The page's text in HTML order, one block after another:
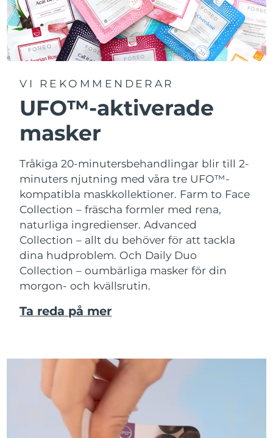
VI REKOMMENDERAR
UFO™-aktiverade
masker
Tråkiga 20-minutersbehandlingar blir till 2-
minuters njutning med våra tre UFO™-
kompatibla maskkollektioner. Farm to Face
Collection – fräscha formler med rena,
naturliga ingredienser. Advanced
Collection – allt du behöver för att tackla
dina hudproblem. Och Daily Duo
Collection – oumbärliga masker för din
morgon- och kvällsrutin.
Ta reda på mer